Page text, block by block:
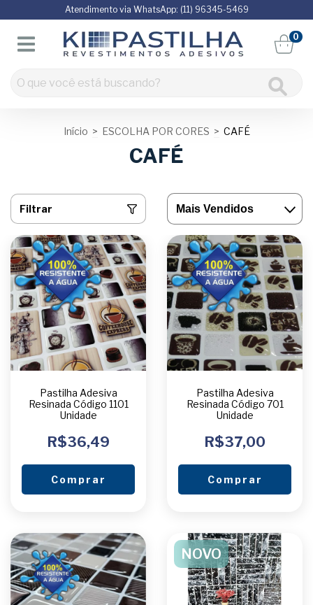
Atendimento via WhatsApp: (11) 96345-5469
0
Início > ESCOLHA POR CORES > CAFÉ
CAFÉ
Filtrar
Pastilha Adesiva
Resinada Código 1101
Unidade
R$36,49
Comprar
Pastilha Adesiva
Resinada Código 701
Unidade
R$37,00
Comprar
NOVO